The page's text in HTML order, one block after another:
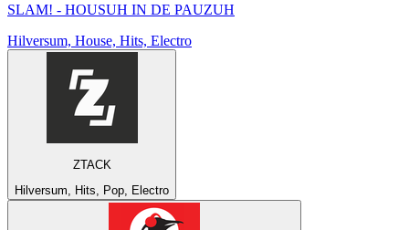
SLAM! - HOUSUH IN DE PAUZUH
Hilversum, House, Hits, Electro
ZTACK
Hilversum, Hits, Pop, Electro